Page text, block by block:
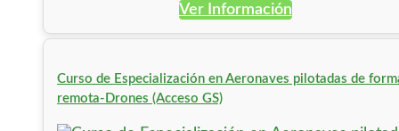
Ver Información
Curso de Especialización en Aeronaves pilotadas de
remota-Drones (Acceso GS)